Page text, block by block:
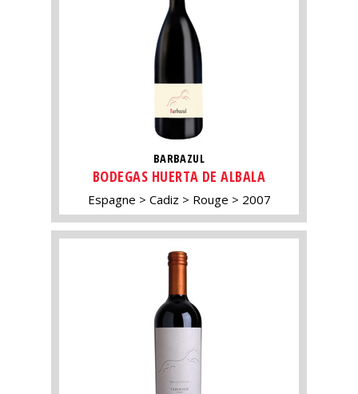
BARBAZUL
BODEGAS HUERTA DE ALBALA
Espagne Cadiz Rouge 2007